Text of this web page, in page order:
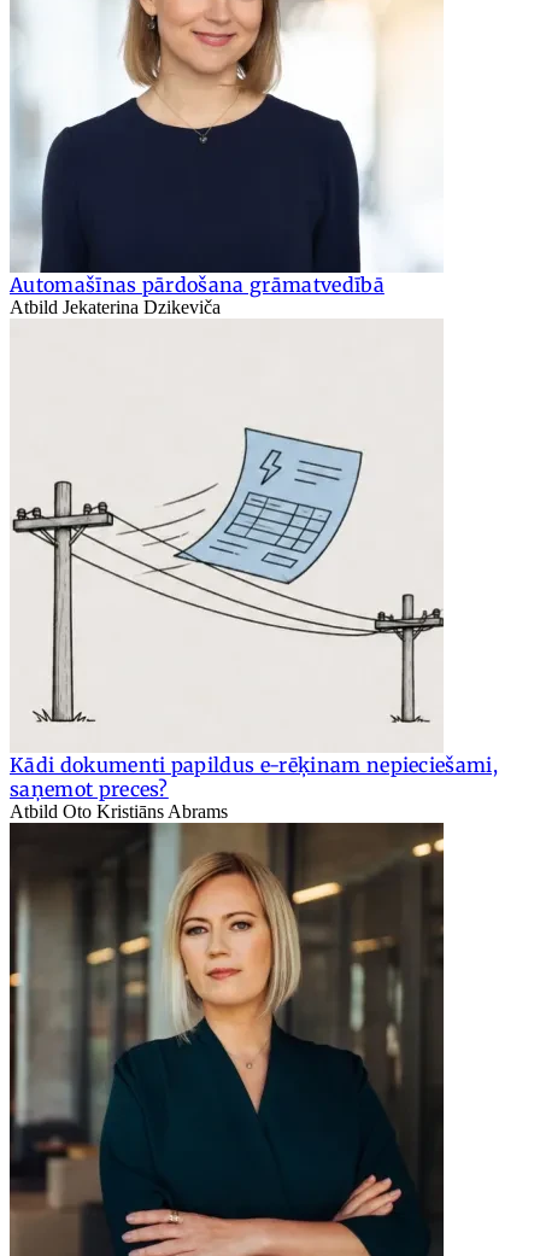
Automašīnas pārdošana grāmatvedībā
Atbild Jekaterina Dzikeviča
Kādi dokumenti papildus e-rēķinam nepieciešami,
saņemot preces?
Atbild Oto Kristiāns Abrams